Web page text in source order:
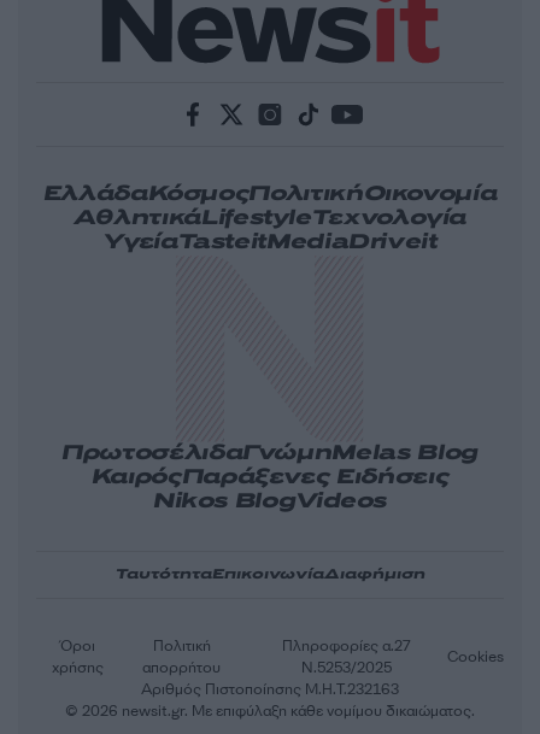
ΕλλάδαΚόσμοςΠολιτικήΟικονομία
ΑθλητικάLifestyleΤεχνολογία
ΥγείαTasteitMediaDriveit
ΠρωτοσέλιδαΓνώμηMelas Blog
ΚαιρόςΠαράξενες Ειδήσεις
Nikos BlogVideos
ΤαυτότηταΕπικοινωνίαΔιαφήμιση
Αριθμός Πιστοποίησης Μ.Η.Τ.232163
Όροι
χρήσης
Πολιτική
απορρήτου
Πληροφορίες α.27
Ν.5253/2025
Cookies
© 2026 newsit.gr. Με επιφύλαξη κάθε νομίμου δικαιώματος.